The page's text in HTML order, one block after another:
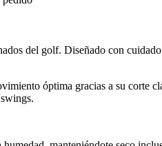
del golf. Diseñado con
óptima gracias a su corte